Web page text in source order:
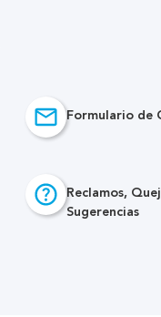
Formulario de
Reclamos,
Sugerencias